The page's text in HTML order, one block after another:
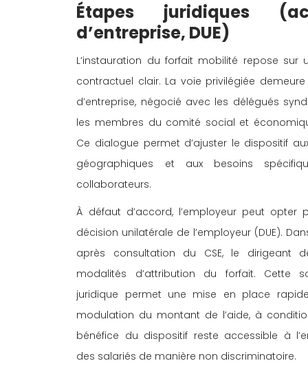
Étapes juridiques
d’entreprise, DUE)
L’instauration du forfait mobilité repose sur
contractuel clair. La voie privilégiée
d’entreprise, négocié avec les délégués
les membres du comité social et
Ce dialogue permet d’ajuster le dispositif
géographiques et aux besoins
collaborateurs.
À défaut d’accord, l’employeur peut opter
décision unilatérale de l’employeur (DUE).
après consultation du CSE, le dirigeant
modalités d’attribution du forfait. Cette
juridique permet une mise en place
modulation du montant de l’aide, à
bénéfice du dispositif reste accessible à
des salariés de manière non discriminatoire.